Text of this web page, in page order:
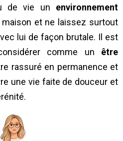
de vie un environnement
maison et ne laissez surtout
lui de façon brutale. Il est
comme un être
rassuré en permanence et
une vie faite de douceur et